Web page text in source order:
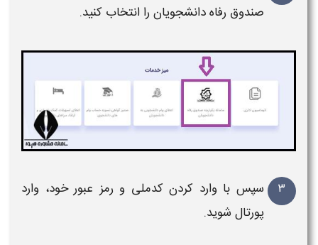
صندوق رفاه دانشجویان را انتخاب کنید.
۳
سپس با وارد کردن کدملی و رمز عبور خود، وارد
پورتال شوید.